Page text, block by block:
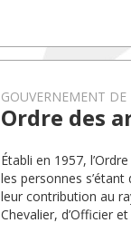
GOUVERNEMENT DE
Ordre des
Établi en 1957,
les personnes
leur contribution au
Chevalier, d’Officier